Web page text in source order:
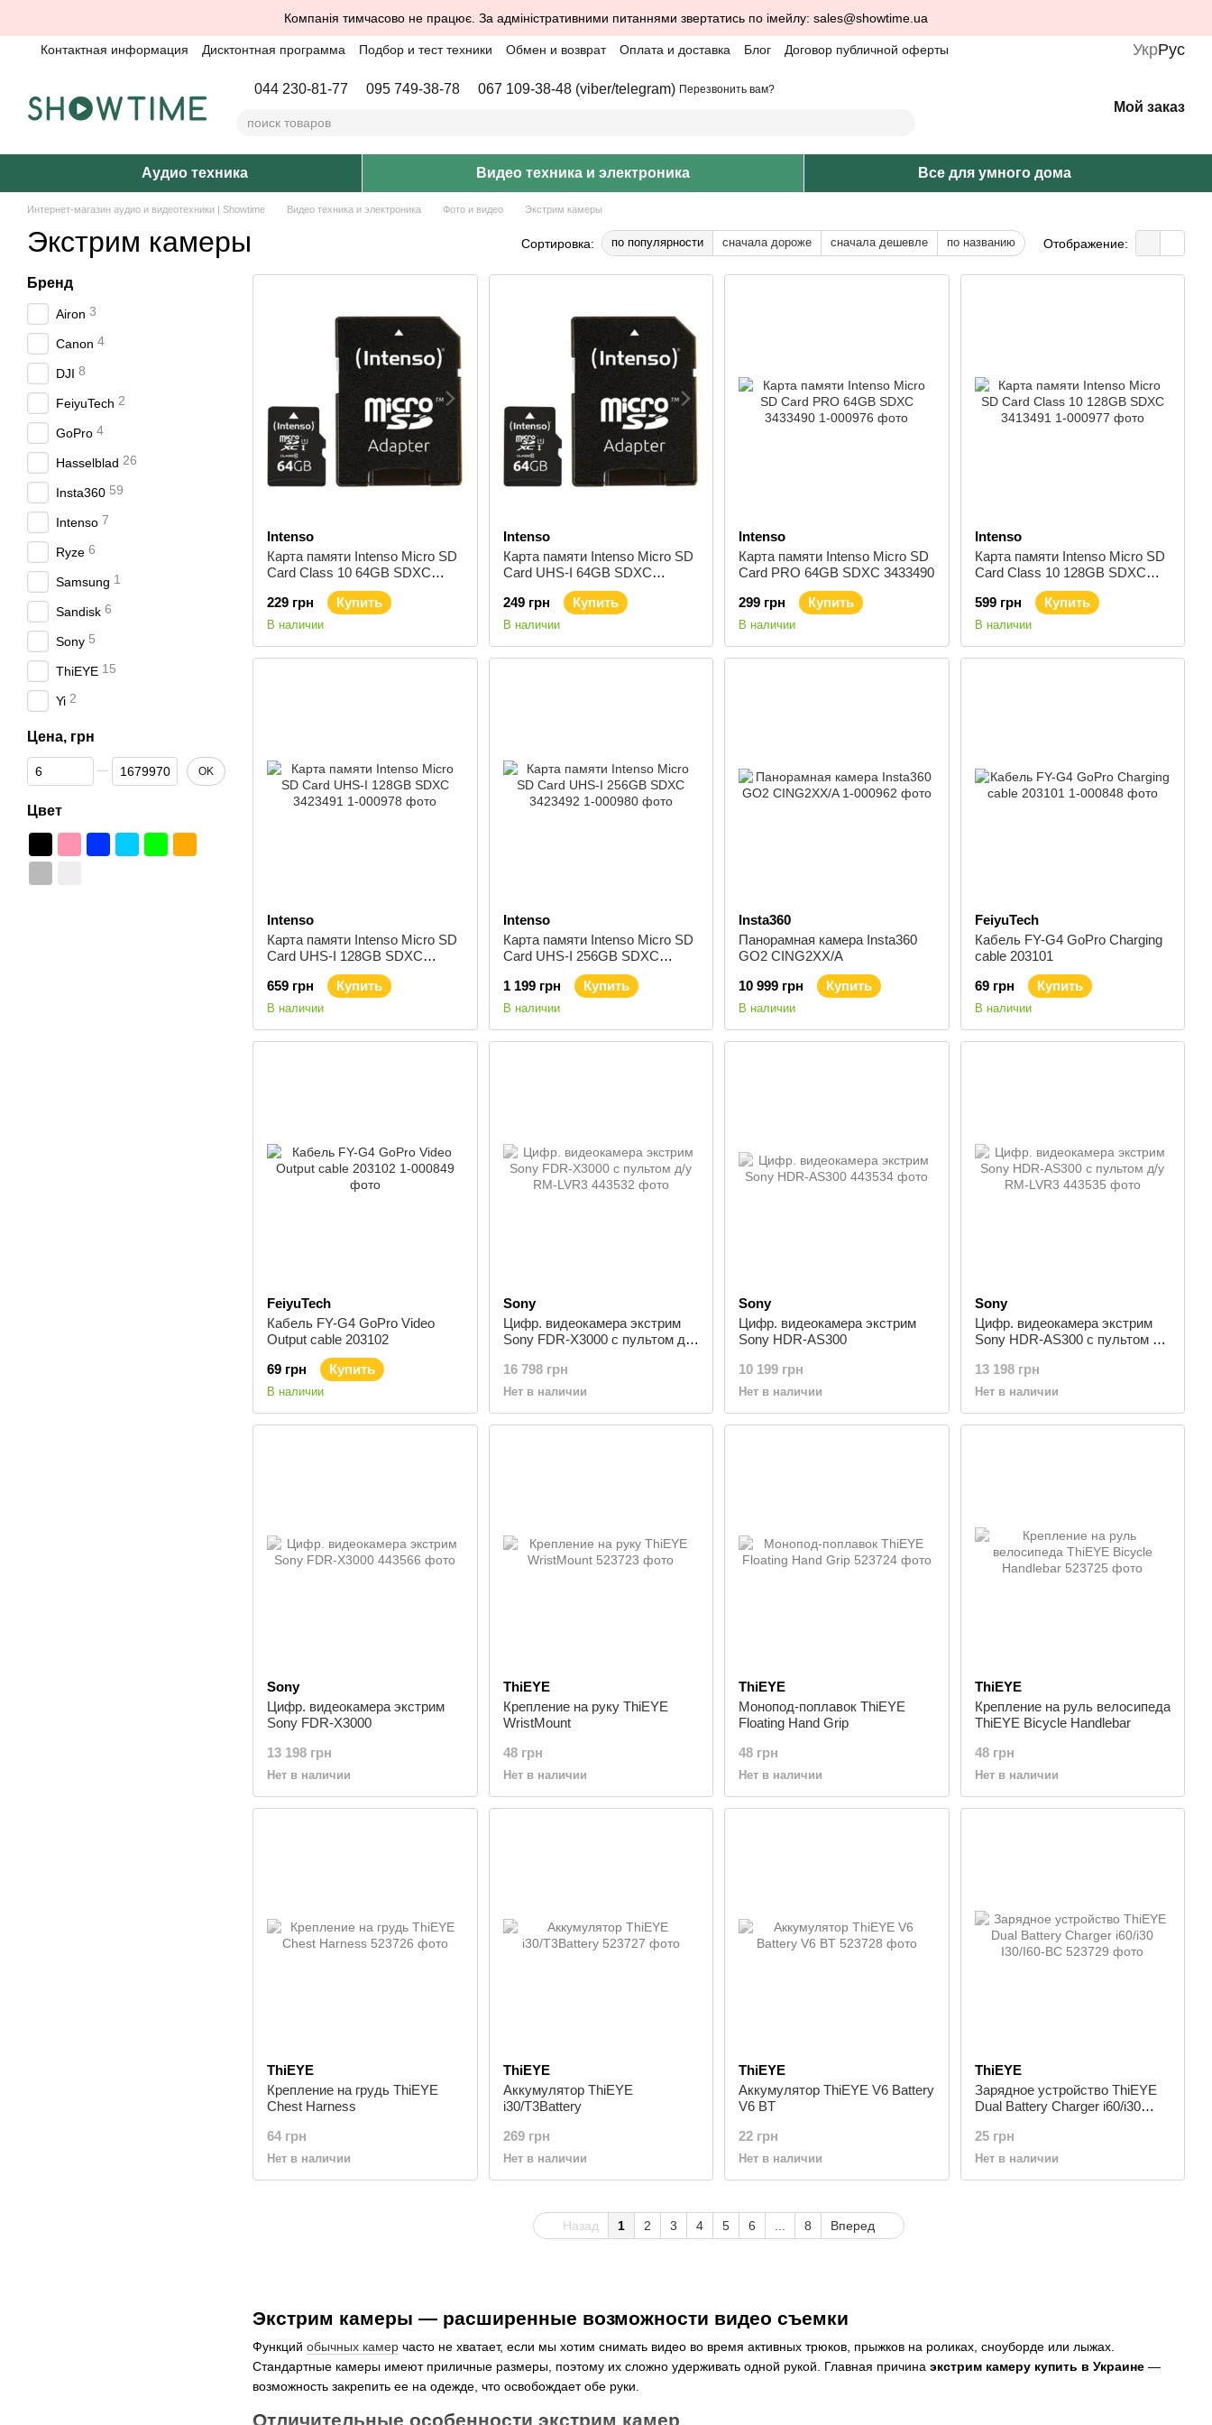
Компанія тимчасово не працює. За адміністративними питаннями звертатись по імейлу: sales@showtime.ua
Контактная информация Дисктонтная программа Подбор и тест техники Обмен и возврат Оплата и доставка Блог Договор публичной оферты УкрРус
044 230-81-77 095 749-38-78 067 109-38-48 (viber/telegram) Перезвонить вам?
Мой заказ
Аудио техника Видео техника и электроника Все для умного дома
Интернет-магазин аудио и видеотехники | Showtime Видео техника и электроника Фото и видео Экстрим камеры
Экстрим камеры Сортировка: по популярности сначала дороже сначала дешевле по названию Отображение:
Экстрим камеры — расширенные возможности видео съемки
Функций обычных камер часто не хватает, если мы хотим снимать видео во время активных трюков, прыжков на роликах, сноуборде или лыжах.
Стандартные камеры имеют приличные размеры, поэтому их сложно удерживать одной рукой. Главная причина экстрим камеру купить в Украине —
возможность закрепить ее на одежде, что освобождает обе руки.
Отличительные особенности экстрим камер
Intenso
Карта памяти Intenso Micro SD
Card Class 10 64GB SDXC
229 грн
Купить
В наличии
Intenso
Карта памяти Intenso Micro SD
Card UHS-I 64GB SDXC
249 грн
Купить
В наличии
Intenso
Карта памяти Intenso Micro SD
Card PRO 64GB SDXC 3433490
299 грн
Купить
В наличии
Intenso
Карта памяти Intenso Micro SD
Card Class 10 128GB SDXC
599 грн
Купить
В наличии
Intenso
Карта памяти Intenso Micro SD
Card UHS-I 128GB SDXC
659 грн
Купить
В наличии
Intenso
Карта памяти Intenso Micro SD
Card UHS-I 256GB SDXC
1 199 грн
Купить
В наличии
Insta360
Панорамная камера Insta360
GO2 CING2XX/A
10 999 грн
Купить
В наличии
FeiyuTech
Кабель FY-G4 GoPro Charging
cable 203101
69 грн
Купить
В наличии
FeiyuTech
Кабель FY-G4 GoPro Video
Output cable 203102
69 грн
Купить
В наличии
Sony
Цифр. видеокамера экстрим
Sony FDR-X3000 c пультом д/у
16 798 грн
Нет в наличии
Sony
Цифр. видеокамера экстрим
Sony HDR-AS300
10 199 грн
Нет в наличии
Sony
Цифр. видеокамера экстрим
Sony HDR-AS300 c пультом д/
13 198 грн
Нет в наличии
Sony
Цифр. видеокамера экстрим
Sony FDR-X3000
13 198 грн
Нет в наличии
ThiEYE
Крепление на руку ThiEYE
WristMount
48 грн
Нет в наличии
ThiEYE
Монопод-поплавок ThiEYE
Floating Hand Grip
48 грн
Нет в наличии
ThiEYE
Крепление на руль велосипеда
ThiEYE Bicycle Handlebar
48 грн
Нет в наличии
ThiEYE
Крепление на грудь ThiEYE
Chest Harness
64 грн
Нет в наличии
ThiEYE
Аккумулятор ThiEYE
i30/T3Battery
269 грн
Нет в наличии
ThiEYE
Аккумулятор ThiEYE V6 Battery
V6 BT
22 грн
Нет в наличии
ThiEYE
Зарядное устройство ThiEYE
Dual Battery Charger i60/i30
25 грн
Нет в наличии
Назад 1 2 3 4 5 6 8 Вперед
Бренд
Airon 3
Canon 4
DJI 8
FeiyuTech 2
GoPro 4
Hasselblad 26
Insta360 59
Intenso 7
Ryze 6
Samsung 1
Sandisk 6
Sony 5
ThiEYE 15
Yi 2
Цена, грн
От Цена, грн
До Цена, грн OK
Цвет